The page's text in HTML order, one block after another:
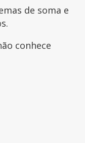
de soma e
conhece